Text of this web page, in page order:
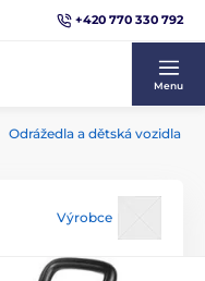
+420 770 330 792
Menu
Odrážedla a dětská vozidla
Výrobce